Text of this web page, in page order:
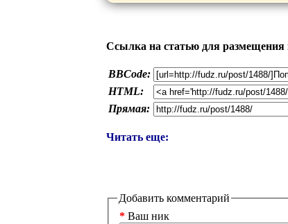
Ссылка на статью для размещения
BBCode:
HTML:
Прямая:
Читать еще:
Добавить комментарий
* Ваш ник